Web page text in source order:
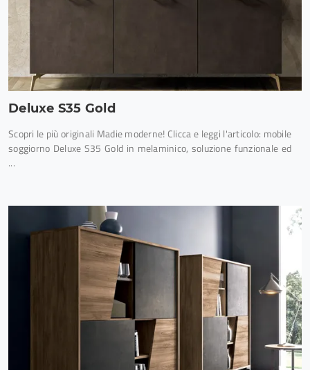
Deluxe S35 Gold
Scopri le più originali Madie moderne! Clicca e leggi l'articolo: mobile
soggiorno Deluxe S35 Gold in melaminico, soluzione funzionale ed
...